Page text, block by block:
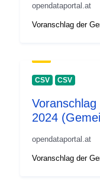
opendataportal.at
Voranschlag der
CSV CSV
2024
opendataportal.at
Voranschlag der